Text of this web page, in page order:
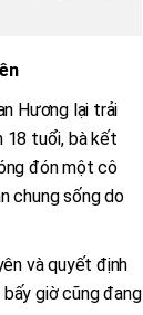
Hương lại trải
18 tuổi, bà kết
đón một cô
chung sống do
và quyết định
giờ cũng đang